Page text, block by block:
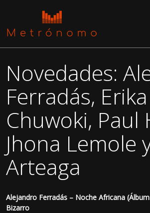
Novedades:
Ferradás, Erika
Chuwoki, Paul
Jhona Lemole
Arteaga
Alejandro Ferradás – Noche Africana
Bizarro